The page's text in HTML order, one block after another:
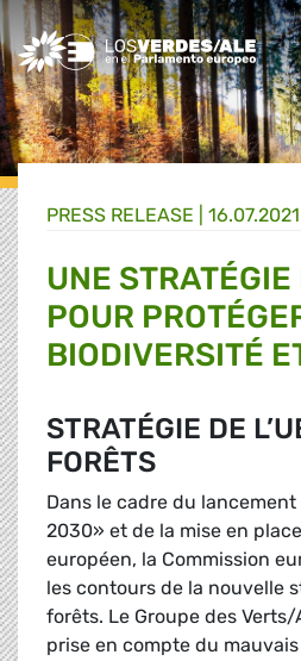
Greens/EFA Home
PRESS RELEASE | 16.07.2021
UNE
POUR
BIODIVERSITÉ
STRATÉGIE DE
FORÊTS
Dans le cadre du
2030» et de la mise en
européen, la Commission
les contours de la nouvelle
forêts. Le Groupe des
prise en compte du